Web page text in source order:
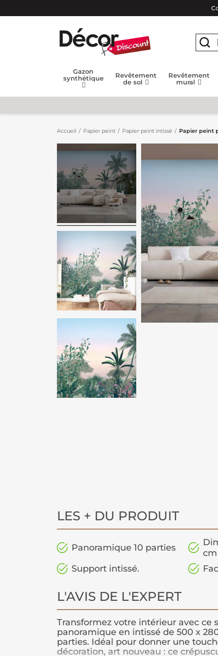
Gazon
synthétique
Revêtement
de sol
Revêtement
mural
Accueil Papier peint Papier peint intissé Papier peint
LES + DU PRODUIT
Panoramique 10 parties
cm
Support intissé.
L'AVIS DE L'EXPERT
Transformez votre intérieur avec ce
panoramique en intissé de 500 x
parties. Idéal pour donner une
décoration, art nouveau : ce